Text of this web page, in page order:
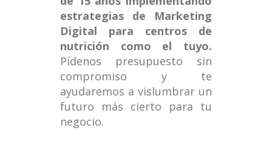
estrategias de Marketing
Digital para centros de
nutrición como el tuyo.
Pídenos presupuesto sin
compromiso y te
ayudaremos a vislumbrar un
futuro más cierto para tu
negocio.